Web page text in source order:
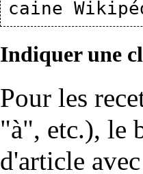
Indiquer une
Pour les
"à", etc.), le
d'article